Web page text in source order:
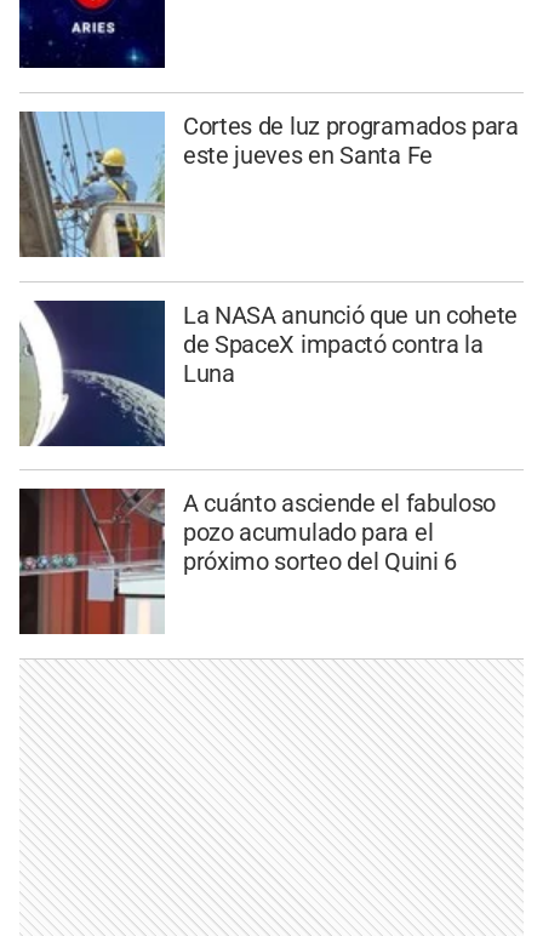
Cortes de luz programados para
este jueves en Santa Fe
La NASA anunció que un cohete
de SpaceX impactó contra la
Luna
A cuánto asciende el fabuloso
pozo acumulado para el
próximo sorteo del Quini 6